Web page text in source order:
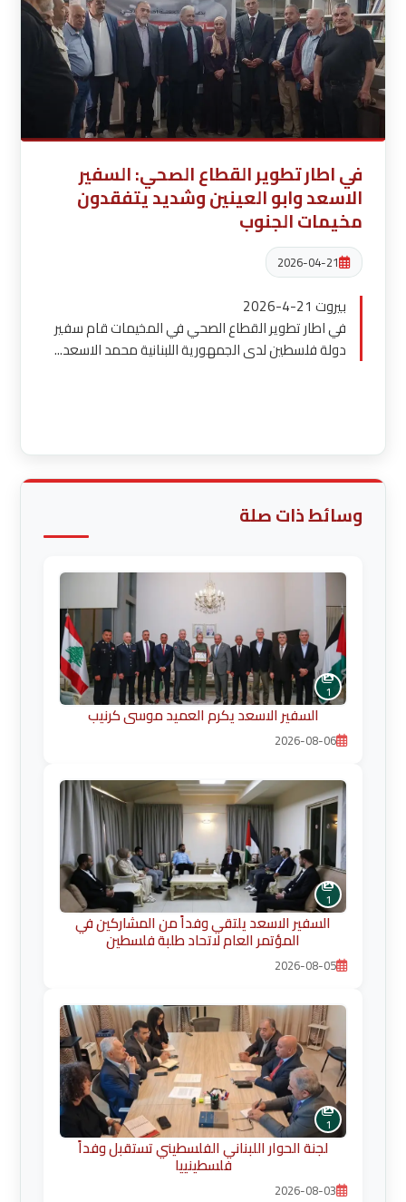
في اطار تطوير القطاع الصحي: السفير
الاسعد وابو العينين وشديد يتفقدون
مخيمات الجنوب
2026-04-21
بيروت 21-4-2026
في اطار تطوير القطاع الصحي في المخيمات قام سفير
دولة فلسطين لدى الجمهورية اللبنانية محمد الاسعد...
وسائط ذات صلة
1
السفير الاسعد يكرم العميد موسى كرنيب
2026-08-06
1
السفير الاسعد يلتقي وفداً من المشاركين في
المؤتمر العام لاتحاد طلبة فلسطين
2026-08-05
1
لجنة الحوار اللبناني الفلسطيني تستقبل وفداً
فلسطينييا
2026-08-03